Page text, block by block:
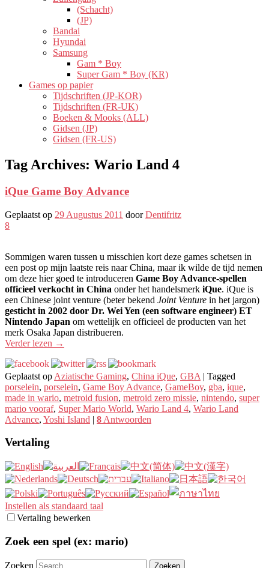
(Schacht)
(JP)
Bandai
Hyundai
Samsung
Gam * Boy
Super Gam * Boy (KR)
Games op papier
Tijdschriften (JP-KOR)
Tijdschriften (FR-UK)
Boeken & Mooks (ALL)
Gidsen (JP)
Gidsen (FR-US)
Tag Archives: Wario Land 4
iQue Game Boy Advance
Geplaatst op 29 Augustus 2011 doorDentifritz
8
Sommigen waren tussen u misschien kort deze games schetsen in
een post op mijn laatste reis naar China, maar ik wilde de tijd nemen
om deze hier goed te introduceren Game Boy Advance-spellen
officieel verkocht in China onder het handelsmerk iQue. iQue is
een Chinese joint venture (beter bekend Joint Venture in het jargon)
gesticht in 2002 door Dr. Wei Yen (een software engineer) ET
Nintendo Japan om wettelijk en officieel de producten van het
merk Osaka Japan distribueren.
Verder lezen →
Geplaatst op Aziatische Gaming, China iQue, GBA | Tagged
porselein, porselein, Game Boy Advance, GameBoy, gba, ique,
made in wario, metroid fusion, metroid zero missie, nintendo, super
mario vooraf, Super Mario World, Wario Land 4, Wario Land
Advance, Yoshi Island | 8 Antwoorden
Vertaling
Instellen als standaard taal
Vertaling bewerken
Zoek een spel (ex: mario)
Zoeken